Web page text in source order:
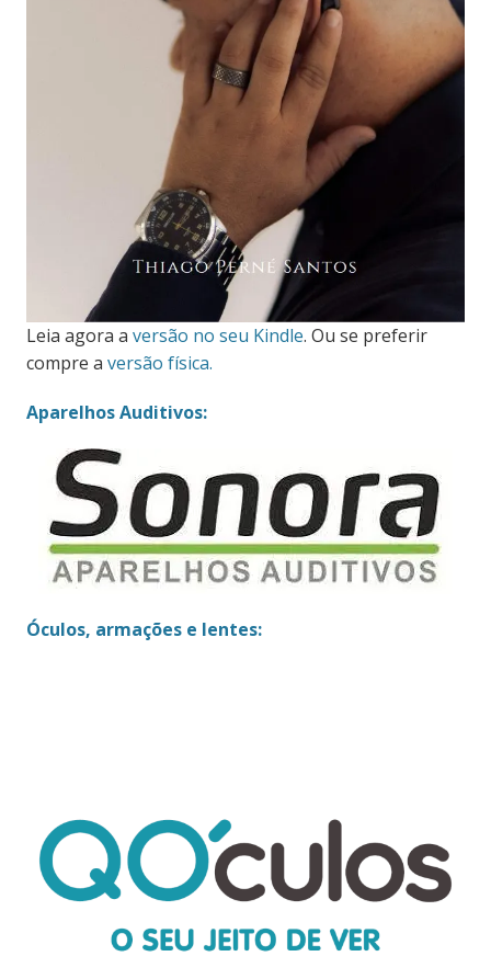
Leia agora a versão no seu Kindle. Ou se preferir
compre a versão física.
Aparelhos Auditivos:
Óculos, armações e lentes: